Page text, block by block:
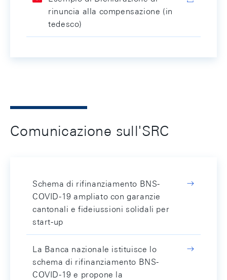
rinuncia alla compensazione (in
tedesco)
Comunicazione sull'SRC
Schema di rifinanziamento BNS-
COVID-19 ampliato con garanzie
cantonali e fideiussioni solidali per
start-up
La Banca nazionale istituisce lo
schema di rifinanziamento BNS-
COVID-19 e propone la